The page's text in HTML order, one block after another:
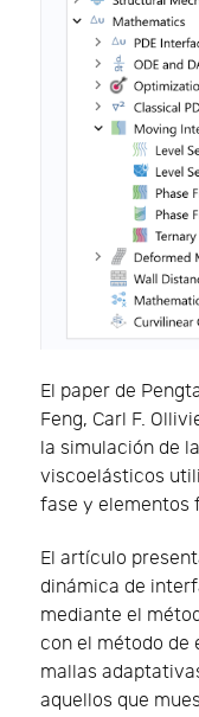
El paper de
Feng, Carl F.
la simulación de
viscoelásticos
fase y elementos
El artículo
dinámica de
mediante el
con el método de
mallas
aquellos que